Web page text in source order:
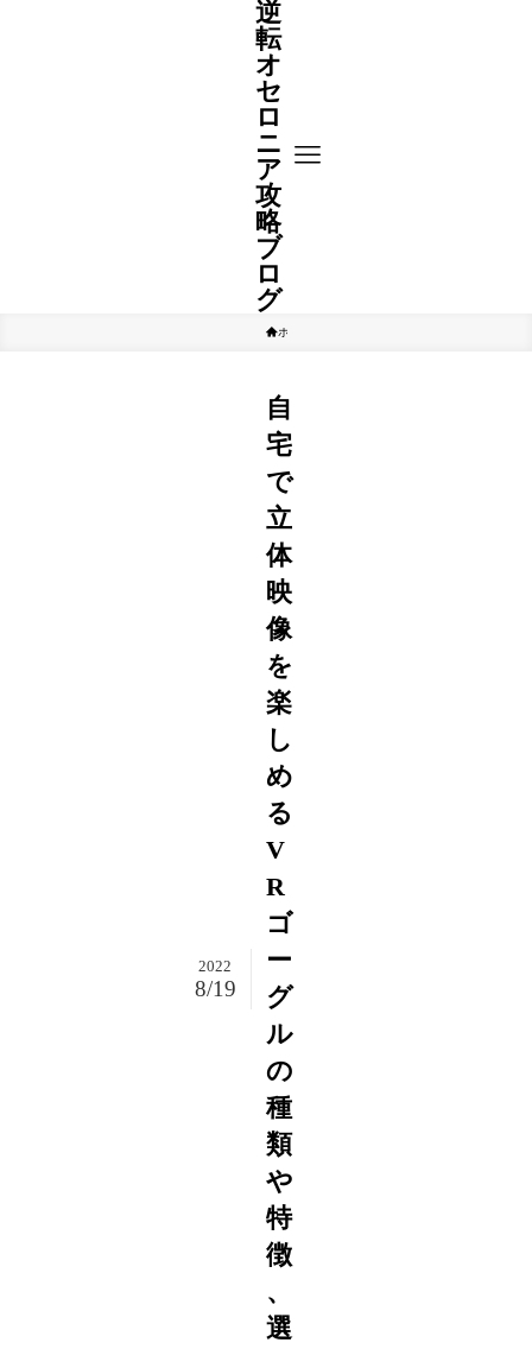
逆
転
オ
セ
ロ
ニ
ア
攻
略
ブ
ロ
グ
ホーム
自
宅
で
立
体
映
像
を
楽
し
め
る
V
R
ゴ
ー
グ
ル
の
種
類
や
特
徴
、
選
2022
8/19